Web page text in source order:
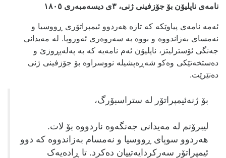
نامه‌ی ناپلیۆن بۆ جۆزفینی ژنی، ٣ی دیسه‌مبه‌ری ١٨٠٥
ئه‌مه نامه‌ی پیاوێکه که تازه هه‌ردوو ئیمپراتۆری ڕووسیا و
نه‌مسای به‌زاندووه و بووه به سه‌روه‌ری ئه‌وروپا. له مه‌یدانی
جه‌نگی ئۆسترلیتز، ناپلیۆن ئه‌م نامه‌یه که به په‌له‌پڕوزێ و
ده‌ستخه‌تێکی وه‌کو شه‌ڕه‌پشیله‌ نووسراوه بۆ جۆزفینی ژنی
ده‌نێرێت.
بۆ ژنه‌ئیمپراتۆر له ستراسبۆرگ،
لیبرۆنم له مه‌یدانی جه‌نگه‌وه ناردووه بۆ لات.
هه‌ردوو سوپای ڕووسیا و نه‌مسام به‌زاندووه که دوو
ئیمپراتۆر سه‌رکردایه‌تییان ده‌کرد. تا ڕاده‌یه‌ک